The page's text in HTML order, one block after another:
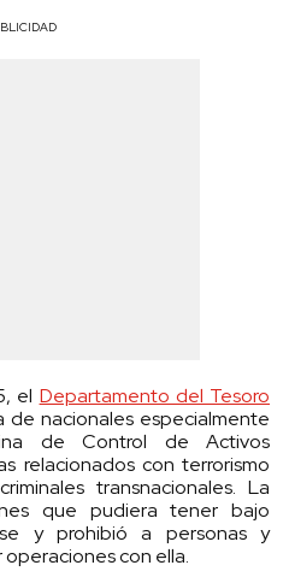
el Departamento del Tesoro
de nacionales especialmente
de Control de Activos
relacionados con terrorismo
transnacionales. La
que pudiera tener bajo
y prohibió a personas y
operaciones con ella.